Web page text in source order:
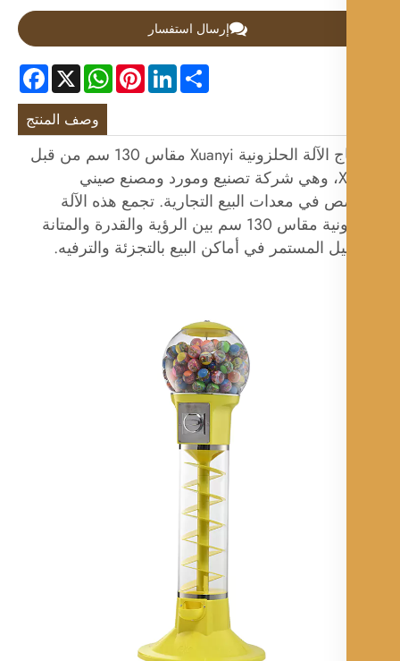
إرسال استفسار
Facebook X
WhatsAppPinterestLinkedIn
وصف المنتج
تم إنتاج الآلة الحلزونية Xuanyi مقاس 130 سم من قبل
Xuanyi، وهي شركة تصنيع ومورد ومصنع صيني
في معدات البيع التجارية. تجمع هذه الآلة
الحلزونية مقاس 130 سم بين الرؤية والقدرة والمتانة
المستمر في أماكن البيع بالتجزئة والترفيه.